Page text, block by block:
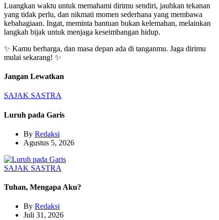
Luangkan waktu untuk memahami dirimu sendiri, jauhkan tekanan
yang tidak perlu, dan nikmati momen sederhana yang membawa
kebahagiaan. Ingat, meminta bantuan bukan kelemahan, melainkan
langkah bijak untuk menjaga keseimbangan hidup.
✨ Kamu berharga, dan masa depan ada di tanganmu. Jaga dirimu
mulai sekarang! ✨
Jangan Lewatkan
SAJAK SASTRA
Luruh pada Garis
By Redaksi
Agustus 5, 2026
SAJAK SASTRA
Tuhan, Mengapa Aku?
By Redaksi
Juli 31, 2026